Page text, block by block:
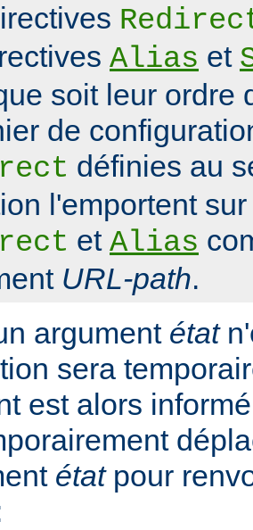
Alias et
soit leur ordre
de
définies au
l'emportent
et Alias
URL-path.
argument état
sera
est alors
étatpour